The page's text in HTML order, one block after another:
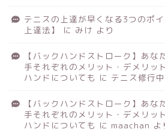
テニスの上達が早くなる3つのポ
上達法】
に みけ より
【バックハンドストローク】あな
手それぞれのメリット・デメリッ
ハンドについても に テニス修行中
【バックハンドストローク】あな
手それぞれのメリット・デメリッ
ハンドについても に maachan よ